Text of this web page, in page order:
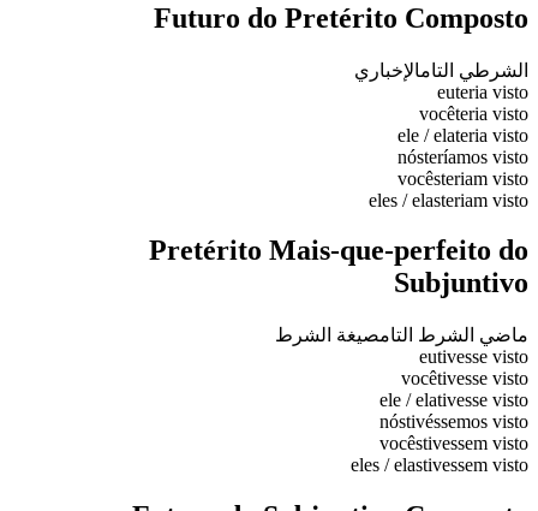
Futuro do Pretérito Composto
الشرطي التامالإخباري
euteria visto
vocêteria visto
ele / elateria visto
nósteríamos visto
vocêsteriam visto
eles / elasteriam visto
Pretérito Mais-que-perfeito do
Subjuntivo
ماضي الشرط التامصيغة الشرط
eutivesse visto
vocêtivesse visto
ele / elativesse visto
nóstivéssemos visto
vocêstivessem visto
eles / elastivessem visto